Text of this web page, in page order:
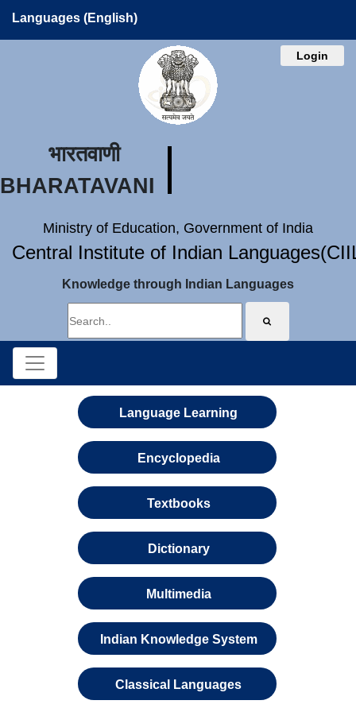
Languages (English)
Login
भारतवाणी
BHARATAVANI
Ministry of Education, Government of India
Central Institute of Indian
Knowledge through Indian Languages
Language Learning
Encyclopedia
Textbooks
Dictionary
Multimedia
Indian Knowledge System
Classical Languages